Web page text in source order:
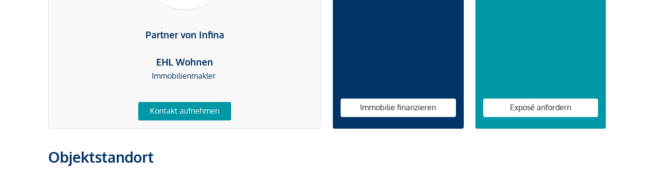
Partner von Infina
EHL Wohnen
Immobilienmakler
Kontakt aufnehmen Immobilie finanzieren Exposé anfordern
Objektstandort